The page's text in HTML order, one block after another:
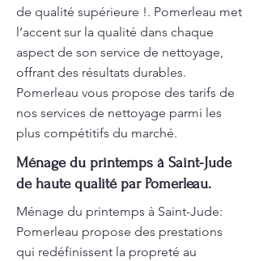
de qualité supérieure !. Pomerleau met
l’accent sur la qualité dans chaque
aspect de son service de nettoyage,
offrant des résultats durables.
Pomerleau vous propose des tarifs de
nos services de nettoyage parmi les
plus compétitifs du marché.
Ménage du printemps à Saint-Jude
de haute qualité par Pomerleau.
Ménage du printemps à Saint-Jude:
Pomerleau propose des prestations
qui redéfinissent la propreté au